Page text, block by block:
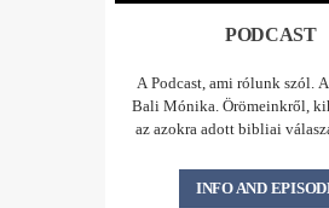
PODCAST
A Podcast, ami rólunk szól.
Bali Mónika. Örömeinkről,
az azokra adott bibliai
bizonyságokat osztunk
munkájáról, a megélt
INFO AND